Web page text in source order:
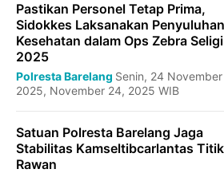
Pastikan Personel Tetap Prima,
Sidokkes Laksanakan Penyuluhan
Kesehatan dalam Ops Zebra Seligi
2025
Polresta Barelang Senin, 24 November
2025, November 24, 2025 WIB
Satuan Polresta Barelang Jaga
Stabilitas Kamseltibcarlantas Titik
Rawan